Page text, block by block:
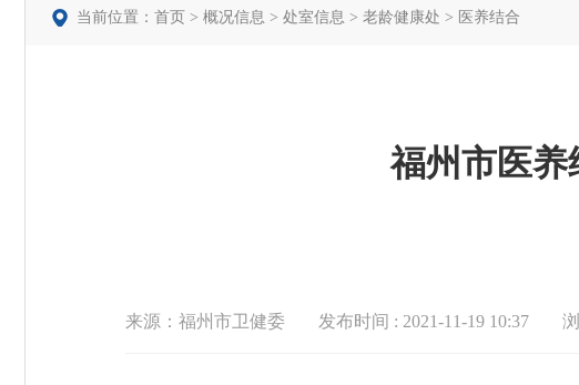
当前位置： 首页 > 概况信息 > 处室信息 > 老龄健康处 > 医养结合
福州市医
来源：福州市卫健委 发布时间 : 2021-11-19 10:37